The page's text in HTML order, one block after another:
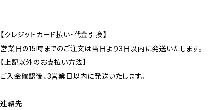
【クレジットカード払い・代金引換】
営業日の15時までのご注文は当日より3日以内に発送いたします。
【上記以外のお支払い方法】
ご入金確認後、3営業日以内に発送いたします。
連絡先